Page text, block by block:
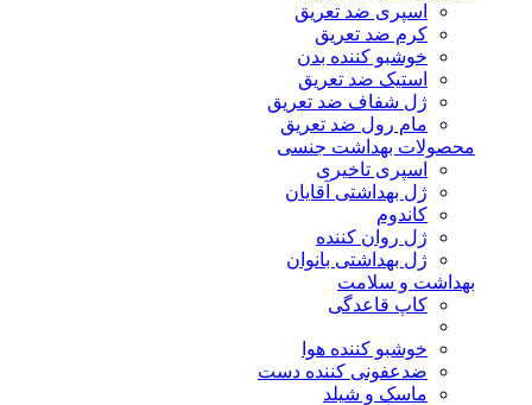
اسپری ضد تعریق
کرم ضد تعریق
خوشبو کننده بدن
استیک ضد تعریق
ژل شفاف ضد تعریق
مام رول ضد تعریق
محصولات بهداشت جنسی
اسپری تاخیری
ژل بهداشتی آقایان
کاندوم
ژل روان کننده
ژل بهداشتی بانوان
بهداشت و سلامت
کاپ قاعدگی
خوشبو کننده هوا
ضدعفونی کننده دست
ماسک و شیلد